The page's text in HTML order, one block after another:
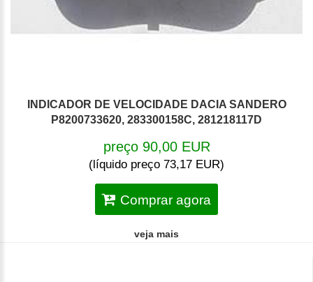
INDICADOR DE VELOCIDADE DACIA SANDERO
P8200733620, 283300158C, 281218117D
preço 90,00 EUR
(líquido preço 73,17 EUR)
Comprar agora
veja mais